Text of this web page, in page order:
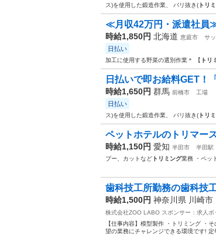
ス)を使用した鍛造作業、 バリ抜き( トリ
≪月収42万円・派遣社員
時給1,850円 北海道 恵庭市 サ
日払い
加工に使用する野菜の選別作業＊ 【 トリ
日払いで即お給料GET！
時給1,650円 群馬 前橋市 工場
日払い
ス)を使用した鍛造作業、 バリ抜き( トリ
ペットホテルのトリマー
時給1,150円 愛知 半田市 半田駅
プー、カットなど トリミング業務 ・ペッ
歯科技工所勤務の歯科技
時給1,500円 神奈川県 川崎市
株式会社ZOO LABO スポンサー：求人ボ
【仕事内容】模型製作 ・トリミング ・
望の業務にチャレンジできる環境です!